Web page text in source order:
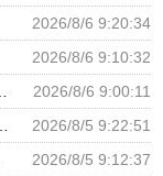
2026/8/6 9:20:34
2026/8/6 9:10:32
胶隔震支座供应商源头工厂
2026/8/6 9:00:11
震支座 隔震支座LRB1200厂家
2026/8/5 9:22:51
2026/8/5 9:12:37